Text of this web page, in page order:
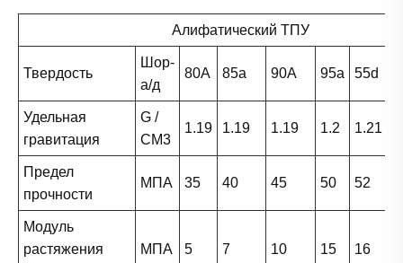
Алифатический ТПУ
Твердость
Шор-
а/д
80A 85а 90A 95а 55d
Удельная
гравитация
G /
CM3
1.19 1.19 1.19 1.2 1.21
Предел
прочности
МПА 35 40 45 50 52
Модуль
растяжения
МПА 5 7 10 15 16